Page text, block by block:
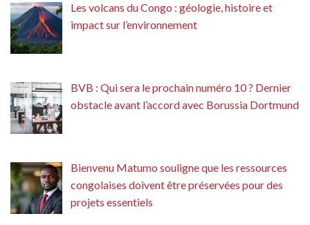
Les volcans du Congo : géologie, histoire et
impact sur l’environnement
BVB : Qui sera le prochain numéro 10 ? Dernier
obstacle avant l’accord avec Borussia Dortmund
Bienvenu Matumo souligne que les ressources
congolaises doivent être préservées pour des
projets essentiels